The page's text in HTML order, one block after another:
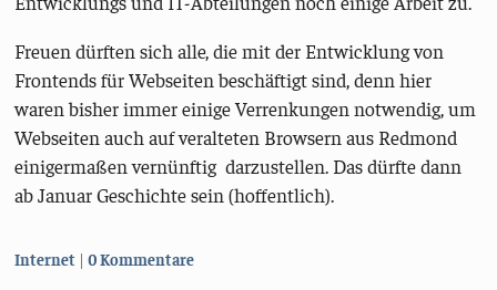
Freuen dürften sich alle, die mit der Entwicklung von
Frontends für Webseiten beschäftigt sind, denn hier
waren bisher immer einige Verrenkungen notwendig, um
Webseiten auch auf veralteten Browsern aus Redmond
einigermaßen vernünftig darzustellen. Das dürfte dann
ab Januar Geschichte sein (hoffentlich).
Kategorien:
Internet 0 Kommentare